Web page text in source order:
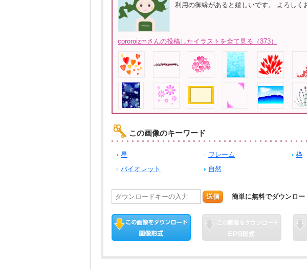
利用の御縁があると嬉しいです。 よろしく
cororoizmさんの投稿したイラストを全て見る（373）
この画像のキーワード
星 フレーム 枠
バイオレット
自然
送信 簡単に無料でダウンロ